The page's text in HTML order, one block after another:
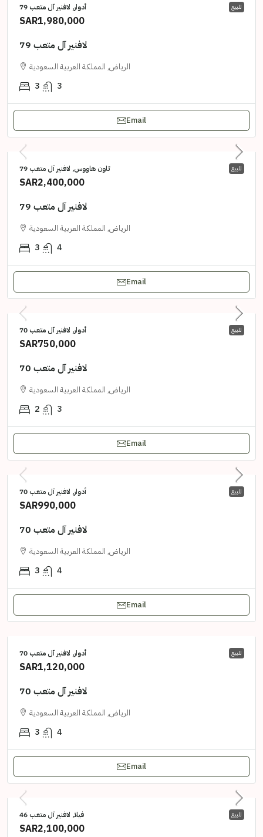
للبيع أدوار, لافنير آل متعب 79
SAR1,980,000
لافنير آل متعب 79
الرياض, المملكة العربية السعودية
3 3
Email
للبيع تاون هاووس, لافنير آل متعب 79
SAR2,400,000
لافنير آل متعب 79
الرياض, المملكة العربية السعودية
3 4
Email
للبيع أدوار, لافنير آل متعب 70
SAR750,000
لافنير آل متعب 70
الرياض, المملكة العربية السعودية
2 3
Email
للبيع أدوار, لافنير آل متعب 70
SAR990,000
لافنير آل متعب 70
الرياض, المملكة العربية السعودية
3 4
Email
للبيع أدوار, لافنير آل متعب 70
SAR1,120,000
لافنير آل متعب 70
الرياض, المملكة العربية السعودية
3 4
Email
للبيع فيلا, لافنير آل متعب 46
SAR2,100,000